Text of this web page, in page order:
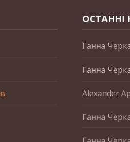
ОСТАННІ
Ганна
Ганна
Alexander
Ганна